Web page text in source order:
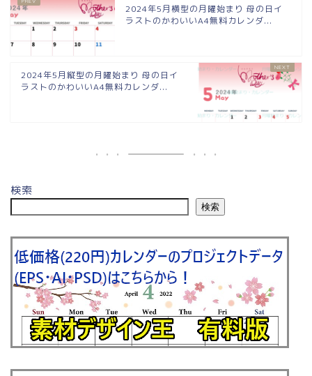
2024年5月横型の月曜始まり 母の日イ
ラストのかわいいA4無料カレンダ...
2024年5月縦型の月曜始まり 母の日イ
ラストのかわいいA4無料カレンダ...
検索
検索